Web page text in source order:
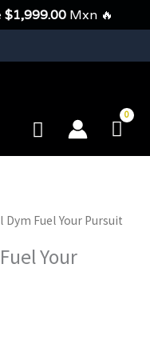
Buscar
Fuel Your Pursuit
Your
$1,999.00 Mxn 🔥